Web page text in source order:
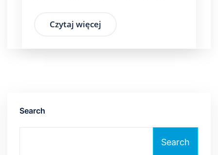
Czytaj więcej
Search
Search